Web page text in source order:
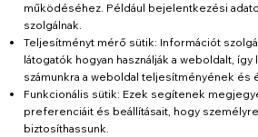
működéséhez. Például bejelentkezési
szolgálnak.
Teljesítményt mérő sütik: Információt
látogatók hogyan használják a weboldalt,
számunkra a weboldal teljesítményének és
Funkcionális sütik: Ezek segítenek
preferenciáit és beállításait, hogy
biztosíthassunk.